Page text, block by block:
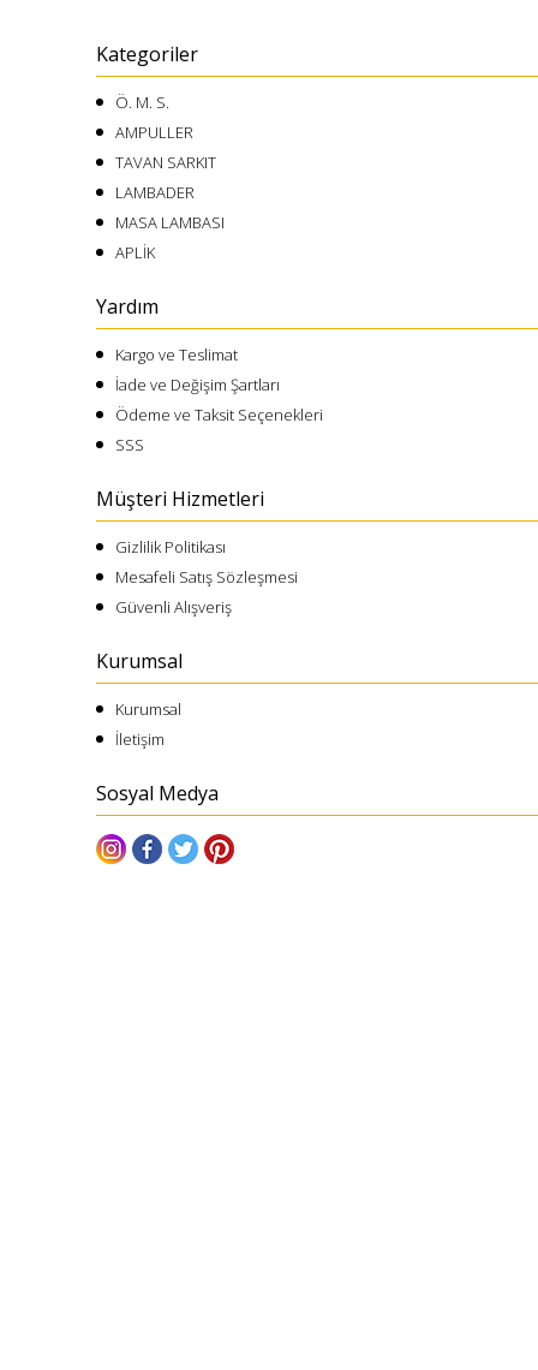
Kategoriler
Ö. M. S.
AMPULLER
TAVAN SARKIT
LAMBADER
MASA LAMBASI
APLİK
Yardım
Kargo ve Teslimat
İade ve Değişim Şartları
Ödeme ve Taksit Seçenekleri
SSS
Müşteri Hizmetleri
Gizlilik Politikası
Mesafeli Satış Sözleşmesi
Güvenli Alışveriş
Kurumsal
Kurumsal
İletişim
Sosyal Medya